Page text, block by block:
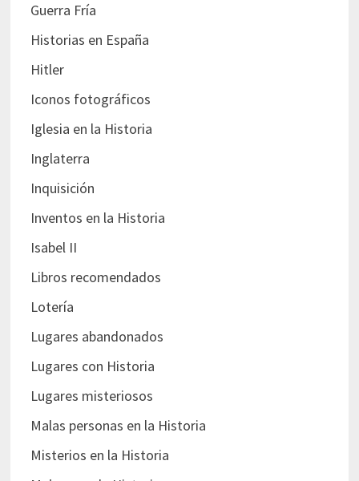
Guerra Fría
Historias en España
Hitler
Iconos fotográficos
Iglesia en la Historia
Inglaterra
Inquisición
Inventos en la Historia
Isabel II
Libros recomendados
Lotería
Lugares abandonados
Lugares con Historia
Lugares misteriosos
Malas personas en la Historia
Misterios en la Historia